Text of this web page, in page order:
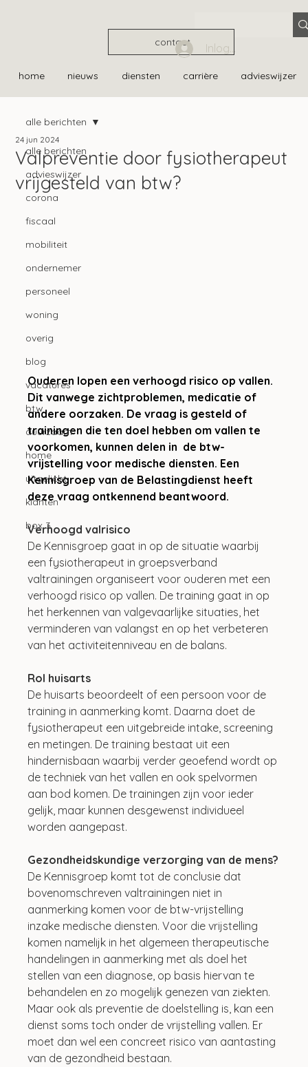
contact
home nieuws diensten carrière advieswijzer
Inloggen
alle berichten
advieswijzer
corona
fiscaal
mobiliteit
ondernemer
personeel
woning
overig
blog
vacatures
btw
duurzaam
home
uitgelicht
klanten
box 3
alle berichten
Valpreventie door fysiotherapeut
vrijgesteld van btw?
24 jun 2024
Ouderen lopen een verhoogd risico op vallen.
Dit vanwege zichtproblemen, medicatie of
andere oorzaken. De vraag is gesteld of
trainingen die ten doel hebben om vallen te
voorkomen, kunnen delen in  de btw-
vrijstelling voor medische diensten. Een
Kennisgroep van de Belastingdienst heeft
deze vraag ontkennend beantwoord.
Verhoogd valrisico
De Kennisgroep gaat in op de situatie waarbij
een fysiotherapeut in groepsverband
valtrainingen organiseert voor ouderen met een
verhoogd risico op vallen. De training gaat in op
het herkennen van valgevaarlijke situaties, het
verminderen van valangst en op het verbeteren
van het activiteitenniveau en de balans.
Rol huisarts
De huisarts beoordeelt of een persoon voor de
training in aanmerking komt. Daarna doet de
fysiotherapeut een uitgebreide intake, screening
en metingen. De training bestaat uit een
hindernisbaan waarbij verder geoefend wordt op
de techniek van het vallen en ook spelvormen
aan bod komen. De trainingen zijn voor ieder
gelijk, maar kunnen desgewenst individueel
worden aangepast.
Gezondheidskundige verzorging van de mens?
De Kennisgroep komt tot de conclusie dat
bovenomschreven valtrainingen niet in
aanmerking komen voor de btw-vrijstelling
inzake medische diensten. Voor die vrijstelling
komen namelijk in het algemeen therapeutische
handelingen in aanmerking met als doel het
stellen van een diagnose, op basis hiervan te
behandelen en zo mogelijk genezen van ziekten.
Maar ook als preventie de doelstelling is, kan een
dienst soms toch onder de vrijstelling vallen. Er
moet dan wel een concreet risico van aantasting
van de gezondheid bestaan.